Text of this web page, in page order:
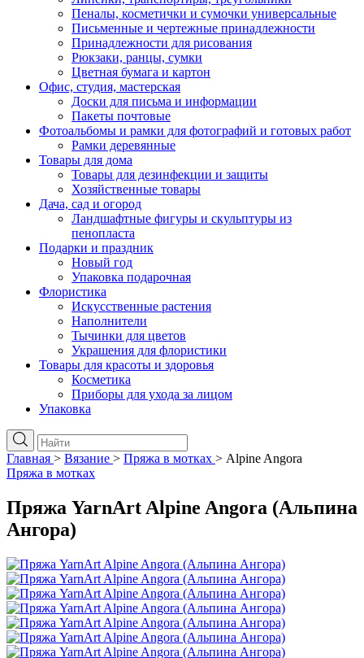
Пеналы, косметички и сумочки универсальные
Письменные и чертежные принадлежности
Принадлежности для рисования
Рюкзаки, ранцы, сумки
Цветная бумага и картон
Офис, студия, мастерская
Доски для письма и информации
Пакеты почтовые
Фотоальбомы и рамки для фотографий и готовых работ
Рамки деревянные
Товары для дома
Товары для дезинфекции и защиты
Хозяйственные товары
Дача, сад и огород
Ландшафтные фигуры и скульптуры из
пенопласта
Подарки и праздник
Новый год
Упаковка подарочная
Флористика
Искусственные растения
Наполнители
Тычинки для цветов
Украшения для флористики
Товары для красоты и здоровья
Косметика
Приборы для ухода за лицом
Упаковка
Главная > Вязание > Пряжа в мотках > Alpine Angora
Пряжа в мотках
Пряжа YarnArt Alpine Angora (Альпина
Ангора)